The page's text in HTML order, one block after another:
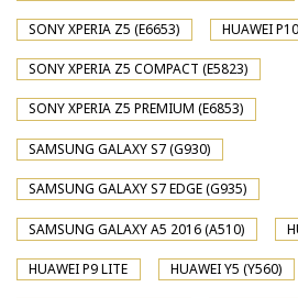
SONY XPERIA Z5 (E6653) HUAWEI P10
SONY XPERIA Z5 COMPACT (E5823)
SONY XPERIA Z5 PREMIUM (E6853)
SAMSUNG GALAXY S7 (G930)
SAMSUNG GALAXY S7 EDGE (G935)
SAMSUNG GALAXY A5 2016 (A510)
HUAWEI P9 LITE HUAWEI Y5 (Y560)